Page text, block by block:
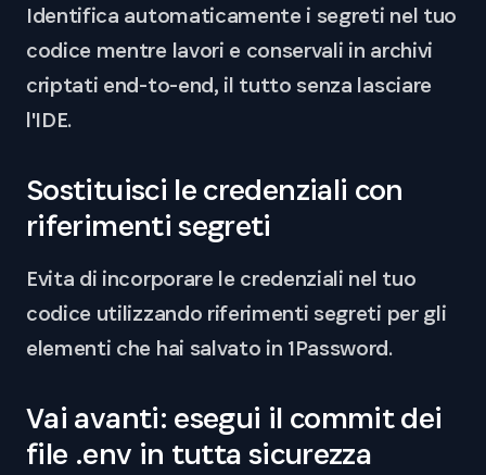
Identifica automaticamente i segreti nel tuo
codice mentre lavori e conservali in archivi
criptati end-to-end, il tutto senza lasciare
l'IDE.
Sostituisci le credenziali con
riferimenti segreti
Evita di incorporare le credenziali nel tuo
codice utilizzando riferimenti segreti per gli
elementi che hai salvato in 1Password.
Vai avanti: esegui il commit dei
file .env in tutta sicurezza